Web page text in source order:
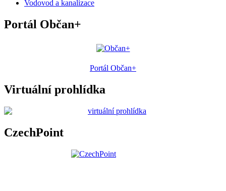
Vodovod a kanalizace
Portál Občan+
Portál Občan+
Virtuální prohlídka
CzechPoint